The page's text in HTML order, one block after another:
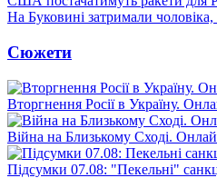
На Буковині затримали
Сюжети
Вторгнення Росії в Україну.
Війна на Близькому Сході.
Підсумки 07.08: "Пекельні"